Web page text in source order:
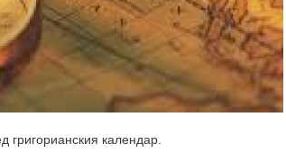
календар.